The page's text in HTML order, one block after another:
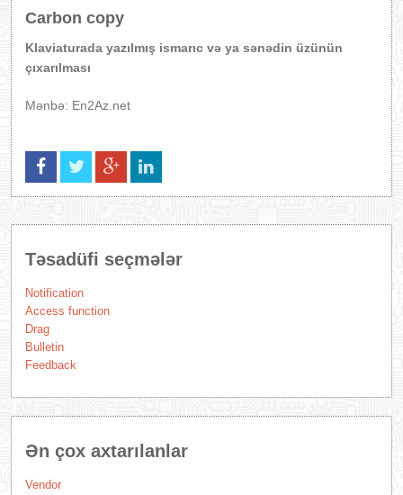
Carbon copy
Klaviaturada yazılmış ismarıc və ya sənədin üzünün
çıxarılması
Mənbə: En2Az.net
Təsadüfi seçmələr
Notification
Access function
Drag
Bulletin
Feedback
Ən çox axtarılanlar
Vendor